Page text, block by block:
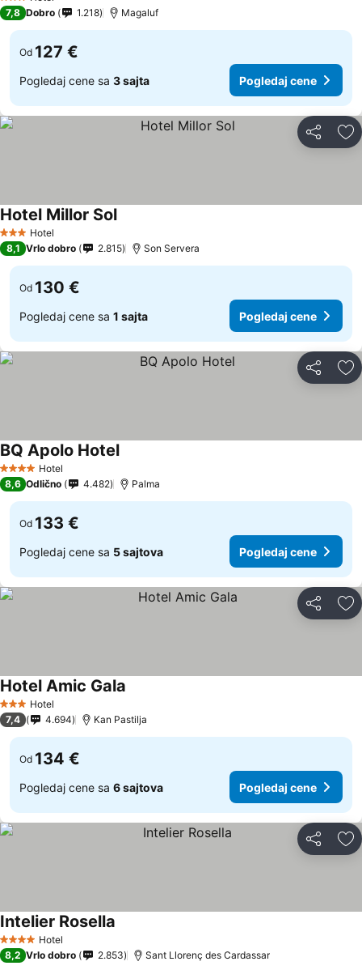
3 Zvezdice
7,8 Dobro 1.218 Magaluf
Od 127 €
Pogledaj cene sa 3 sajta Pogledaj cene
Deli
3 Zvezdice
Hotel
Hotel Millor Sol
8,1 Vrlo dobro 2.815 Son Servera
Od 130 €
Pogledaj cene sa 1 sajta Pogledaj cene
Deli
4 ZvezdiceHotel
BQ Apolo Hotel
8,6 Odlično 4.482 Palma
Od 133 €
Pogledaj cene sa 5 sajtova Pogledaj cene
Deli
3 Zvezdice
Hotel
Hotel Amic Gala
7,4 4.694 Kan Pastilja
Od 134 €
Pogledaj cene sa 6 sajtova Pogledaj cene
Deli
4 ZvezdiceHotel
Intelier Rosella
8,2 Vrlo dobro 2.853 Sant Llorenç des Cardassar